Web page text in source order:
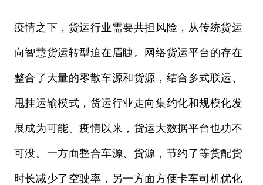
疫情之下，货运行业需要共担风险，从传统货运
向智慧货运转型迫在眉睫。网络货运平台的存在
整合了大量的零散车源和货源，结合多式联运、
甩挂运输模式，货运行业走向集约化和规模化发
展成为可能。疫情以来，货运大数据平台也功不
可没。一方面整合车源、货源，节约了等货配货
时长减少了空驶率，另一方面方便卡车司机优化